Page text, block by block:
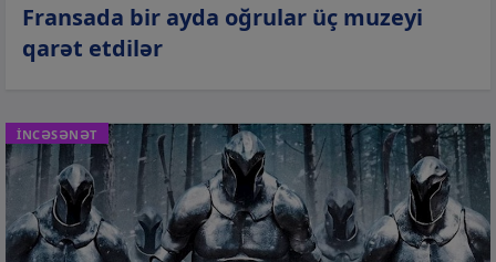
Fransada bir ayda oğrular üç muzeyi
qarət etdilər
İNCƏSƏNƏT